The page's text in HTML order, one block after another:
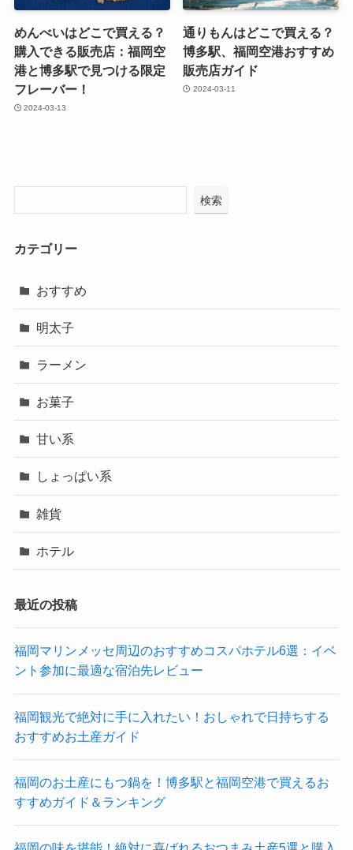
めんべいはどこで買える？
購入できる販売店：福岡空
港と博多駅で見つける限定
フレーバー！
2024-03-13
通りもんはどこで買える？
博多駅、福岡空港おすすめ
販売店ガイド
2024-03-11
検索
カテゴリー
おすすめ
明太子
ラーメン
お菓子
甘い系
しょっぱい系
雑貨
ホテル
最近の投稿
福岡マリンメッセ周辺のおすすめコスパホテル6選：イベ
ント参加に最適な宿泊先レビュー
福岡観光で絶対に手に入れたい！おしゃれで日持ちする
おすすめお土産ガイド
福岡のお土産にもつ鍋を！博多駅と福岡空港で買えるお
すすめガイド＆ランキング